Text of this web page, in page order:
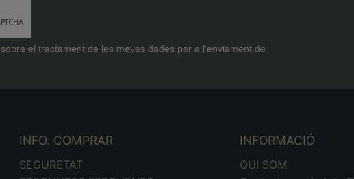
sobre el tractament de les meves dades per a l'enviament de
INFO. COMPRAR
SEGURETAT
INFORMACIÓ
QUI SOM